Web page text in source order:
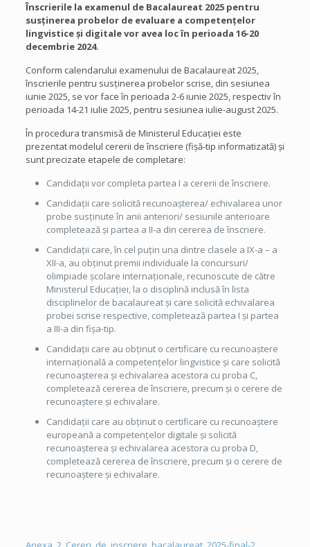
Înscrierile la examenul de Bacalaureat 2025 pentru
susținerea probelor de evaluare a competențelor
lingvistice și digitale vor avea loc în perioada 16-20
decembrie 2024.
Conform calendarului examenului de Bacalaureat 2025,
înscrierile pentru susținerea probelor scrise, din sesiunea
iunie 2025, se vor face în perioada 2-6 iunie 2025, respectiv în
perioada 14-21 iulie 2025, pentru sesiunea iulie-august 2025.
În procedura transmisă de Ministerul Educației este
prezentat modelul cererii de înscriere (fișă-tip informatizată) și
sunt precizate etapele de completare:
Candidații vor completa partea I a cererii de înscriere.
Candidații care solicită recunoașterea/ echivalarea unor
probe susținute în anii anteriori/ sesiunile anterioare
completează și partea a II-a din cererea de înscriere.
Candidații care, în cel puțin una dintre clasele a IX-a – a
XII-a, au obținut premii individuale la concursuri/
olimpiade școlare internaționale, recunoscute de către
Ministerul Educației, la o disciplină inclusă în lista
disciplinelor de bacalaureat și care solicită echivalarea
probei scrise respective, completează partea I și partea
a III-a din fișa-tip.
Candidații care au obținut o certificare cu recunoaștere
internațională a competențelor lingvistice și care solicită
recunoașterea și echivalarea acestora cu proba C,
completează cererea de înscriere, precum și o cerere de
recunoaștere și echivalare.
Candidații care au obținut o certificare cu recunoaștere
europeană a competențelor digitale și solicită
recunoașterea și echivalarea acestora cu proba D,
completează cererea de înscriere, precum și o cerere de
recunoaștere și echivalare.